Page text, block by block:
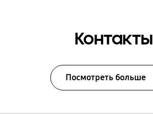
Контакты
Посмотреть больше